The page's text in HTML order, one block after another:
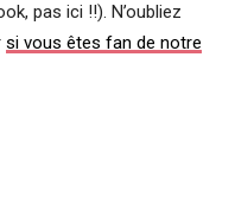
pas ici !!). N’oubliez
si vous êtes fan de notre